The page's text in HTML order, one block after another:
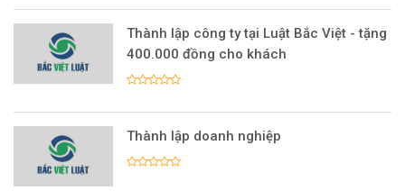
Thành lập công ty tại Luật Bắc Việt - tặng
400.000 đồng cho khách
Thành lập doanh nghiệp